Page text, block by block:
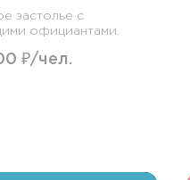
застолье с
официантами.
₽/чел.